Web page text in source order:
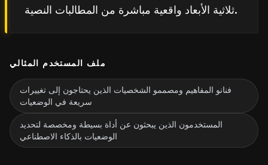
ثلاثية الأبعاد واقعية مباشرة من المطالبات النصية.
ملف المستخدم المثالي
فنانو المفاهيم ومصممو الشخصيات الذين يحتاجون إلى تغييرات
سريعة في الوضعيات
المستخدمون الذين يبحثون عن أداة بسيطة ومخصصة لتحديد
الوضعيات بالذكاء الاصطناعي